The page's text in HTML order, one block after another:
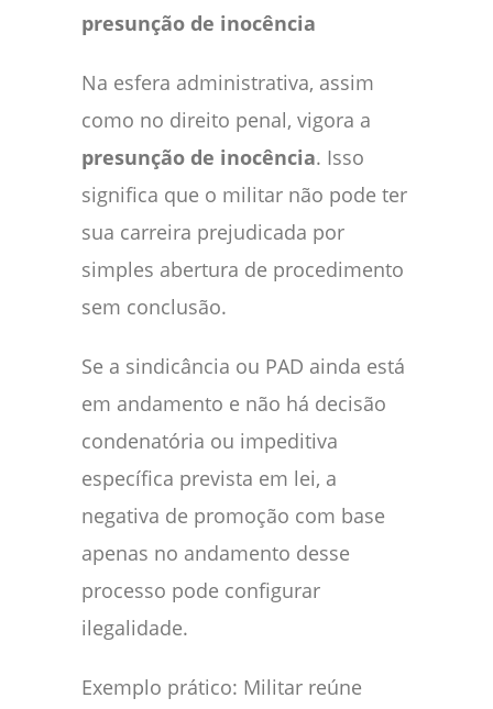
presunção de inocência
Na esfera administrativa, assim
como no direito penal, vigora a
presunção de inocência. Isso
significa que o militar não pode ter
sua carreira prejudicada por
simples abertura de procedimento
sem conclusão.
Se a sindicância ou PAD ainda está
em andamento e não há decisão
condenatória ou impeditiva
específica prevista em lei, a
negativa de promoção com base
apenas no andamento desse
processo pode configurar
ilegalidade.
Exemplo prático: Militar reúne